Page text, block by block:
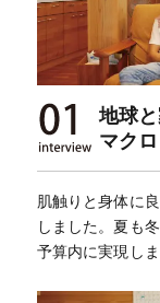
地球
マク
肌触りと身体に
しました。夏も
予算内に実現しま